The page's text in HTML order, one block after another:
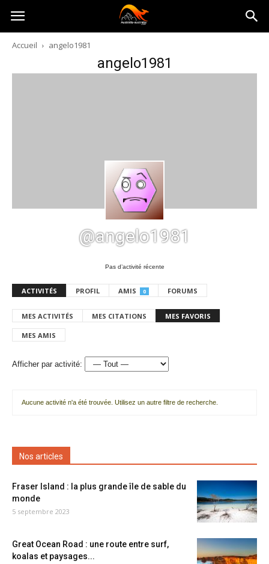
Australia-
australie.com
Accueil angelo1981
angelo1981
@angelo1981
Pas d’activité récente
ACTIVITÉS PROFIL AMIS 0 FORUMS
MES ACTIVITÉS MES CITATIONS MES FAVORIS
MES AMIS
Afficher par activité:
Aucune activité n'a été trouvée. Utilisez un autre filtre de recherche.
Nos articles
Fraser Island : la plus grande île de sable du
monde
5 septembre 2023
Great Ocean Road : une route entre surf,
koalas et paysages...